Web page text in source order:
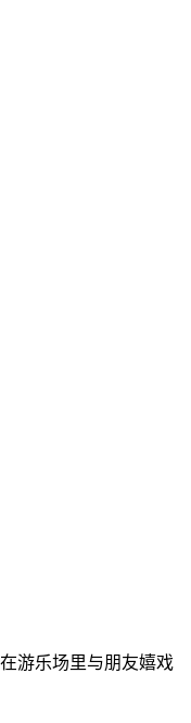
游乐场里与朋友嬉戏